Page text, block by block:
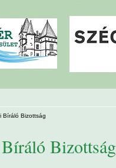
Bíráló Bizottság
Bizottság